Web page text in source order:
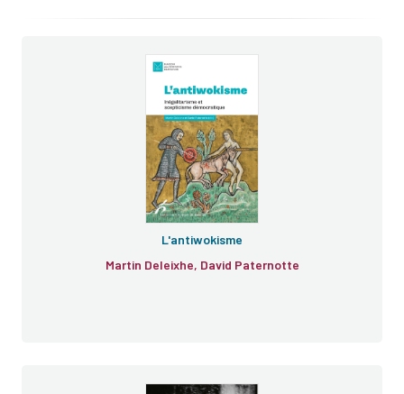
L'antiwokisme
Martin Deleixhe, David Paternotte